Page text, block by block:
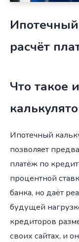
расчёт
Что такое
Ипотечный
позволяет
платёж по
процентной
банка, но даёт
будущей
кредиторов
своих сайтах, и